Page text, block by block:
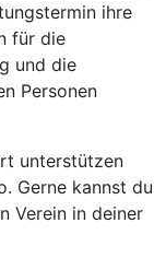
ihre
für die
und die
Personen
unterstützen
Gerne kannst du
Verein in deiner